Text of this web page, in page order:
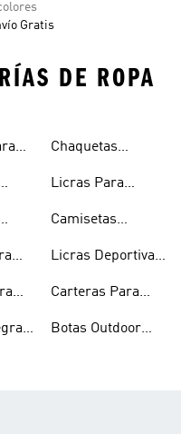
Gratis
DE ROPA
Chaquetas
Hombre
Licras Para
Camisetas
Hombre
Licras Deportivas
Carteras Para
Botas Outdoor